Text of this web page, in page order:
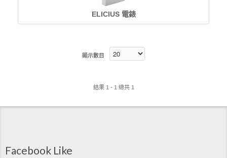
ELICIUS 電錶
顯示數目
結果 1 - 1 總共 1
Facebook Like